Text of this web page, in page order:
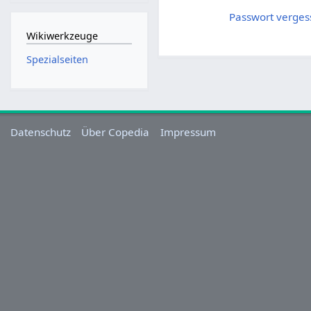
Passwort
Wikiwerkzeuge
Spezialseiten
Datenschutz Über Copedia Impressum